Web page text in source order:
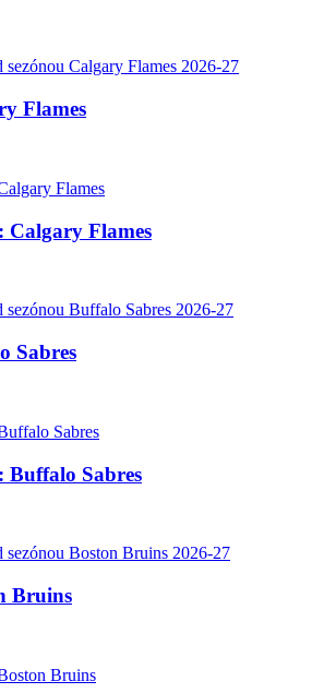
Flames
Calgary Flames
Sabres
Buffalo Sabres
Bruins